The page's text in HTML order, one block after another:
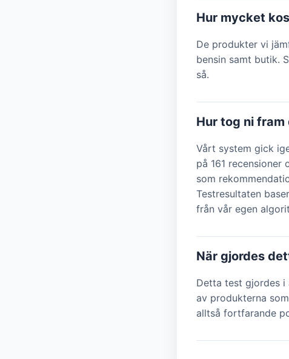
Hur mycket
De produkter vi
bensin samt butik.
så.
Hur tog ni
Vårt system gick
på 161
som
Testresultaten
från vår egen
När gjordes
Detta test gjordes i
av produkterna
alltså fortfarande